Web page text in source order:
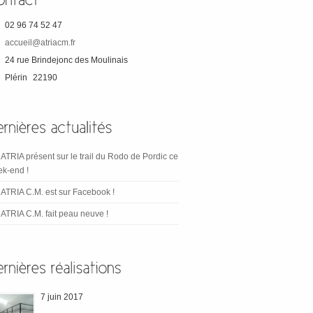
02 96 74 52 47
accueil@atriacm.fr
24 rue Brindejonc des Moulinais
Plérin
22190
ATRIA présent sur le trail du Rodo de Pordic ce
end !
ATRIA C.M. est sur Facebook !
ATRIA C.M. fait peau neuve !
7 juin 2017